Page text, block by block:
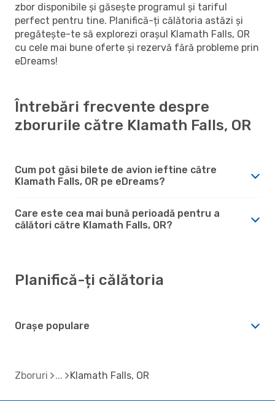
zbor disponibile și găsește programul și tariful
perfect pentru tine. Planifică-ți călătoria astăzi și
pregătește-te să explorezi orașul Klamath Falls, OR
cu cele mai bune oferte și rezervă fără probleme prin
eDreams!
Întrebări frecvente despre
zborurile către Klamath Falls, OR
Cum pot găsi bilete de avion ieftine către
Klamath Falls, OR pe eDreams?
Care este cea mai bună perioadă pentru a
călători către Klamath Falls, OR?
Planifică-ți călătoria
Orașe populare
Zboruri Klamath Falls, OR